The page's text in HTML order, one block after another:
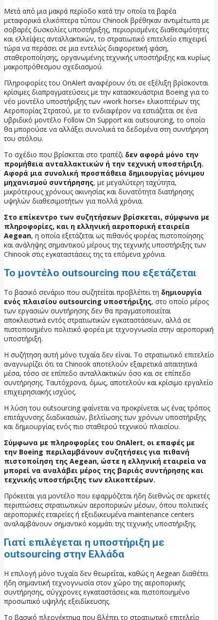
Μετά από μια μακρά περίοδο κατά την οποία τα βαρέα
μεταφορικά ελικόπτερα τύπου Chinook βρέθηκαν αντιμέτωπα με
σοβαρές δυσκολίες υποστήριξης, περιορισμένες διαθεσιμότητες
και ελλείψεις ανταλλακτικών, το στρατιωτικό επιτελείο επιχειρεί
τώρα να περάσει σε μια εντελώς διαφορετική φάση,
σταθεροποίησης, οργανωμένης τεχνικής υποστήριξης και κυρίως
μακροπρόθεσμου σχεδιασμού.
Πληροφορίες του OnAlert αναφέρουν ότι σε εξέλιξη βρίσκονται
κρίσιμες διαπραγματεύσεις με την κατασκευάστρια Boeing για το
νέο μοντέλο υποστήριξης των «work horse» ελικοπτέρων της
Αεροπορίας Στρατού, με το ενδιαφέρον να εστιάζεται σε ένα
υβριδικό μοντέλο Follow On Support και outsourcing, το οποίο
θα μπορούσε να αλλάξει συνολικά τα δεδομένα στη συντήρηση
του στόλου.
Το σχέδιο που βρίσκεται στο τραπέζι δεν αφορά μόνο την
προμήθεια ανταλλακτικών ή την τεχνική υποστήριξη.
Αφορά μια συνολική προσπάθεια δημιουργίας μόνιμου
μηχανισμού συντήρησης, με μεγαλύτερη ταχύτητα,
μικρότερους χρόνους ακινησίας και δυνατότητα διατήρησης
υψηλών διαθεσιμοτήτων για πολλά χρόνια.
Στο επίκεντρο των συζητήσεων βρίσκεται, σύμφωνα με
πληροφορίες, και η ελληνική αεροπορική εταιρεία
Aegean, η οποία εξετάζεται ως πιθανός φορέας πιστοποίησης
και ανάληψης σημαντικού μέρους της τεχνικής υποστήριξης των
Chinook στις εγκαταστάσεις της τα επόμενα χρόνια.
Το μοντέλο outsourcing που εξετάζεται
Το βασικό σενάριο που συζητείται προβλέπει τη δημιουργία
ενός πλαισίου outsourcing υποστήριξης, στο οποίο μέρος
των εργασιών συντήρησης δεν θα πραγματοποιείται
αποκλειστικά εντός στρατιωτικών εγκαταστάσεων, αλλά σε
πιστοποιημένο πολιτικό φορέα με τεχνογνωσία στην αεροπορική
υποστήριξη.
Η συζήτηση αυτή μόνο τυχαία δεν είναι. Το στρατιωτικό επιτελείο
αναγνωρίζει ότι τα Chinook αποτελούν εξαιρετικά απαιτητικά
μέσα, τόσο σε επίπεδο ανταλλακτικών όσο και σε επίπεδο
συντήρησης. Ταυτόχρονα, όμως, αποτελούν και κρίσιμο εργαλείο
επιχειρησιακής ισχύος.
Η λύση του outsourcing φαίνεται να προκρίνεται ως ένας τρόπος
επιτάχυνσης διαδικασιών, βελτίωσης των χρόνων υποστήριξης
και δημιουργίας ενός πιο σταθερού τεχνικού πλαισίου.
Σύμφωνα με πληροφορίες του OnAlert, οι επαφές με
την Boeing περιλαμβάνουν συζητήσεις για πιθανή
πιστοποίηση της Aegean, ώστε η ελληνική εταιρεία να
μπορεί να αναλάβει μέρος της βαριάς συντήρησης και
τεχνικής υποστήριξης των ελικοπτέρων.
Πρόκειται για μοντέλο που εφαρμόζεται ήδη διεθνώς σε αρκετές
περιπτώσεις στρατιωτικών αεροπορικών μέσων, όπου πολιτικές
αεροπορικές εταιρείες ή εξειδικευμένα maintenance centers
αναλαμβάνουν σημαντικό κομμάτι της τεχνικής υποστήριξης.
Γιατί επιλέγεται η υποστήριξη με
outsourcing στην Ελλάδα
Η επιλογή μόνο τυχαία δεν θεωρείται, καθώς η Aegean διαθέτει
ήδη σημαντική τεχνογνωσία στον χώρο της αεροπορικής
συντήρησης, σύγχρονες εγκαταστάσεις και πιστοποιημένο
προσωπικό υψηλής εξειδίκευσης.
Το βασικό πλεονέκτημα που βλέπει το στρατιωτικό επιτελείο